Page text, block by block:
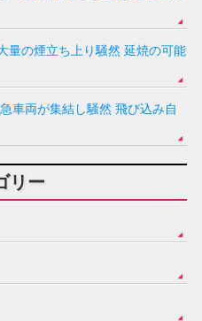
量の煙立ち上り騒然 延焼の可能
車両が集結し騒然 飛び込み自
リー